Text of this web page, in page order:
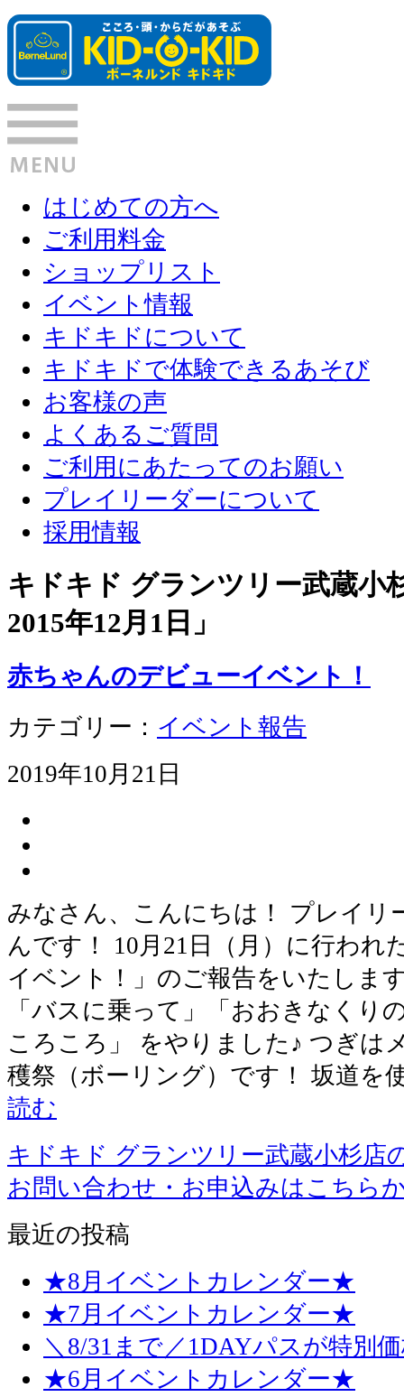
はじめての方へ
ご利用料金
ショップリスト
イベント情報
キドキドについて
キドキドで体験できるあそび
お客様の声
よくあるご質問
ご利用にあたってのお願い
プレイリーダーについて
採用情報
キドキド グランツリー武蔵
2015年12月1日 」
赤ちゃんのデビューイベント！
カテゴリー： イベント報告
2019年10月21日
みなさん、こんにちは！ プレイリ
んです！ 10月21日（月）に行われ
イベント！」のご報告をいたしま
「バスに乗って」「おおきなくり
ころころ」 をやりました♪ つぎは
穫祭（ボーリング）です！ 坂道を
読む
キドキド グランツリー武蔵小杉店
お問い合わせ・お申込みはこちら
最近の投稿
★8月イベントカレンダー★
★7月イベントカレンダー★
＼8/31まで／1DAYパスが特別
★6月イベントカレンダー★